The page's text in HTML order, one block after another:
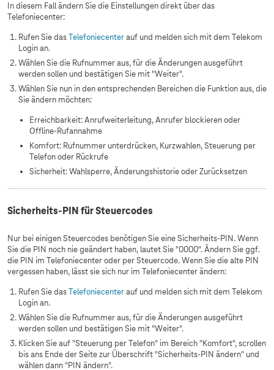
In diesem Fall ändern Sie die Einstellungen direkt über das
Telefoniecenter:
Rufen Sie dasTelefoniecenterauf und melden sich mit dem Telekom
Login an.
Wählen Sie die Rufnummer aus, für die Änderungen ausgeführt
werden sollen und bestätigen Sie mit "Weiter".
Wählen Sie nun in den entsprechenden Bereichen die Funktion aus, die
Sie ändern möchten:
Erreichbarkeit: Anrufweiterleitung, Anrufer blockieren oder
Offline-Rufannahme
Komfort: Rufnummer unterdrücken, Kurzwahlen, Steuerung per
Telefon oder Rückrufe
Sicherheit: Wahlsperre, Änderungshistorie oder Zurücksetzen
Sicherheits-PIN für Steuercodes
Nur bei einigen Steuercodes benötigen Sie eine Sicherheits-PIN. Wenn
Sie die PIN noch nie geändert haben, lautet Sie "0000". Ändern Sie ggf.
die PIN im Telefoniecenter oder per Steuercode. Wenn Sie die alte PIN
vergessen haben, lässt sie sich nur im Telefoniecenter ändern:
Rufen Sie dasTelefoniecenterauf und melden sich mit dem Telekom
Login an.
Wählen Sie die Rufnummer aus, für die Änderungen ausgeführt
werden sollen und bestätigen Sie mit "Weiter".
Klicken Sie auf "Steuerung per Telefon" im Bereich "Komfort", scrollen
bis ans Ende der Seite zur Überschrift "Sicherheits-PIN ändern" und
wählen dann "PIN ändern".